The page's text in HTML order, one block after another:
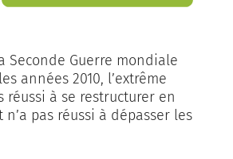
Seconde Guerre mondiale
années 2010, l’extrême
réussi à se restructurer en
n’a pas réussi à dépasser les